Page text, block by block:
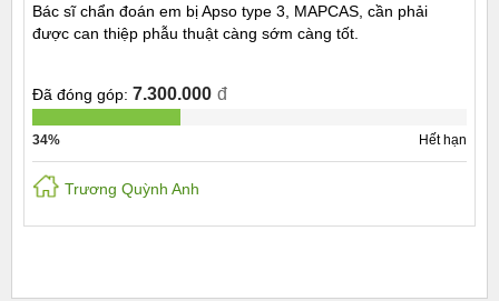
Bác sĩ chẩn đoán em bị Apso type 3, MAPCAS, cần phải
được can thiệp phẫu thuật càng sớm càng tốt.
Đã đóng góp: 7.300.000 đ
34% Hết hạn
Trương Quỳnh Anh